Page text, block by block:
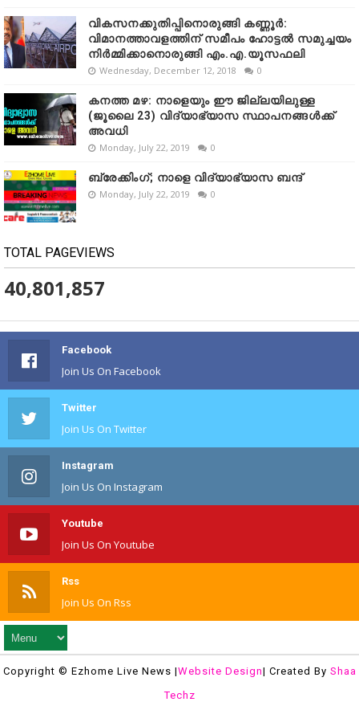
വികസനക്കുതിപ്പിനൊരുങ്ങി കണ്ണൂർ:
വിമാനത്താവളത്തിന് സമീപം ഹോട്ടൽ സമുച്ചയം
നിർമ്മിക്കാനൊരുങ്ങി എം.എ.യൂസഫലി
Wednesday, December 12, 2018 0
കനത്ത മഴ: നാളെയും ഈ ജില്ലയിലുള്ള
(ജൂലൈ 23) വിദ്യാഭ്യാസ സ്ഥാപനങ്ങൾക്ക്
അവധി
Monday, July 22, 2019 0
ബ്രേക്കിംഗ്; നാളെ വിദ്യാഭ്യാസ ബന്ദ്
Monday, July 22, 2019 0
TOTAL PAGEVIEWS
40,801,857
Facebook
Join Us On Facebook
Twitter
Join Us On Twitter
Instagram
Join Us On Instagram
Youtube
Join Us On Youtube
Rss
Join Us On Rss
Copyright © Ezhome Live News |Website Design| Created By Shaa
Techz